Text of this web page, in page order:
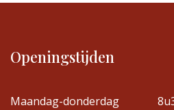
Openingstijden
Maandag-donderdag